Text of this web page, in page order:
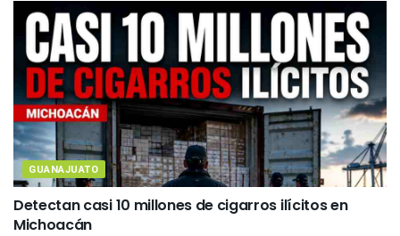
GUANAJUATO
Detectan casi 10 millones de cigarros ilícitos en
Michoacán